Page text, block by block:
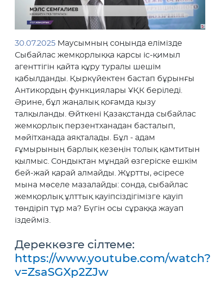
30.07.2025 Маусымның соңында елімізде
Сыбайлас жемқорлыққа қарсы іс-қимыл
агенттігін қайта құру туралы шешім
қабылданды. Қыркүйектен бастап бұрынғы
Антикордың функциялары ҰҚК беріледі.
Әрине, бұл жаңалық қоғамда қызу
талқыланды. Өйткені Қазақстанда сыбайлас
жемқорлық перзентханадан басталып,
мәйітханада аяқталады. Бұл - адам
ғұмырының барлық кезеңін толық қамтитын
қылмыс. Сондықтан мұндай өзгеріске ешкім
бей-жай қарай алмайды. Жұртты, әсіресе
мына мәселе мазалайды: сонда, сыбайлас
жемқорлық ұлттық қауіпсіздігімізге қауіп
төндіріп тұр ма? Бүгін осы сұраққа жауап
іздейміз.
Дереккөзге сілтеме:
https://www.youtube.com/watch?
v=ZsaSGXp2ZJw